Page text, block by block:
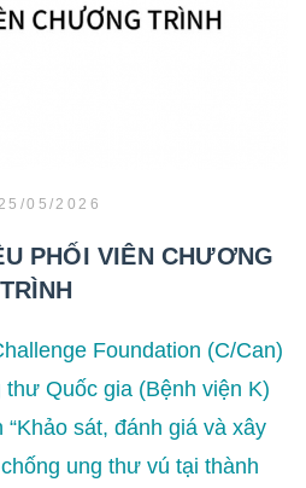
05/2026
PHỐI VIÊN CHƯƠNG
TRÌNH
Foundation (C/Can)
Quốc gia (Bệnh viện K)
sát, đánh giá và xây
ung thư vú tại thành